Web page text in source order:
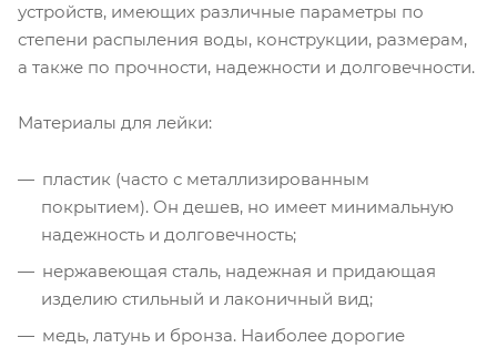
устройств, имеющих различные параметры по
степени распыления воды, конструкции, размерам,
а также по прочности, надежности и долговечности.
Материалы для лейки:
пластик (часто с металлизированным
покрытием). Он дешев, но имеет минимальную
надежность и долговечность;
нержавеющая сталь, надежная и придающая
изделию стильный и лаконичный вид;
медь, латунь и бронза. Наиболее дорогие